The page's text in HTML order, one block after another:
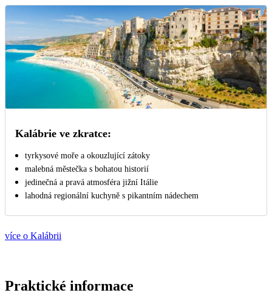
Kalábrie ve zkratce:
tyrkysové moře a okouzlující zátoky
malebná městečka s bohatou historií
jedinečná a pravá atmosféra jižní Itálie
lahodná regionální kuchyně s pikantním nádechem
více o Kalábrii
Praktické informace